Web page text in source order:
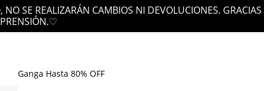
SE REALIZARÁN CAMBIOS NI DEVOLUCIONES.
Ganga Hasta 80% OFF